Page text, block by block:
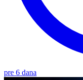
pre 6 dana